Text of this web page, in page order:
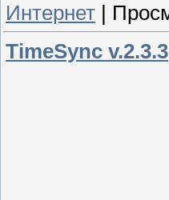
Интернет
TimeSync v.2.3.3